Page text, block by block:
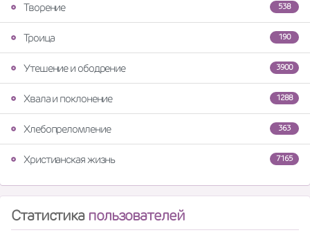
538
Творение
190
Троица
3900
Утешение и ободрение
1288
Хвала и поклонение
363
Хлебопреломление
7165
Христианская жизнь
Статистика пользователей